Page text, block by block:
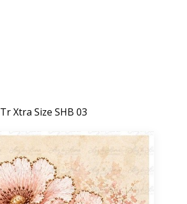
Tr Xtra Size SHB 03